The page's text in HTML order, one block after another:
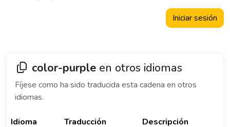
Iniciar sesión
color-purple en otros idiomas
Fíjese como ha sido traducida esta cadena en otros
idiomas.
Idioma Traducción
Descripción